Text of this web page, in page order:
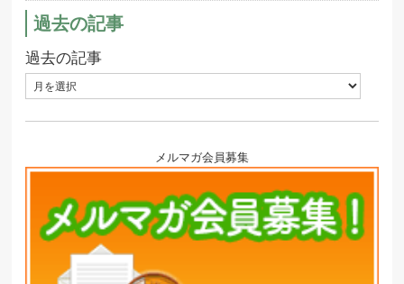
過去の記事
過去の記事
メルマガ会員募集